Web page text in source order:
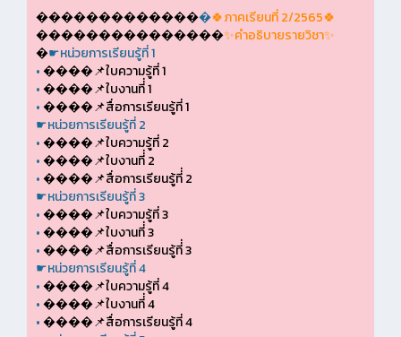
��������������🍀ภาคเรียนที่ 2/2565🍀
���������������✨คำอธิบายรายวิชา✨
�☛หน่วยการเรียนรู้ที่ 1
•����📌ใบความรู้ที่ 1
•����📌ใบงานที่่ 1
•����📌สื่อการเรียนรู้ที่ 1
☛หน่วยการเรียนรู้ที่ 2
•����📌ใบความรู้ที่ 2
•����📌ใบงานที่่ 2
•����📌สื่อการเรียนรู้ที่่ 2
☛หน่วยการเรียนรู้ที่ 3
•����📌ใบความรู้ที่ 3
•����📌ใบงานที่่ 3
•����📌สื่อการเรียนรู้ที่่ 3
☛หน่วยการเรียนรู้ที่ 4
•����📌ใบความรู้ที่ 4
•����📌ใบงานที่่ 4
•����📌สื่อการเรียนรู้ที่ 4